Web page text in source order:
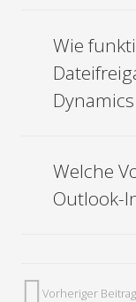
Wie
Welche
Outlook-
Vorheriger Beitrag